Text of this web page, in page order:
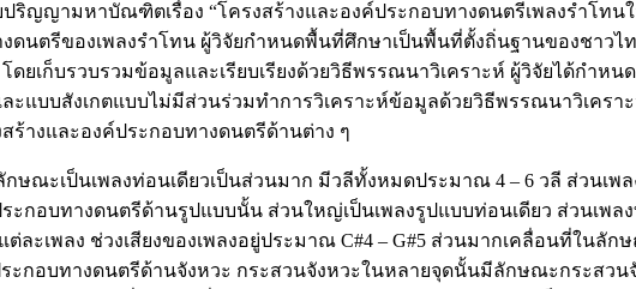
ญามหาบัณฑิตเรื่อง “โครงสร้างและองค์ประกอบทางดนตรีเพลงรำโทน
ดนตรีของเพลงรำโทน ผู้วิจัยกำหนดพื้นที่ศึกษาเป็นพื้นที่ตั้งถิ่นฐานของชาว
ยเก็บรวบรวมข้อมูลและเรียบเรียงด้วยวิธีพรรณนาวิเคราะห์ ผู้วิจัยได้กำห
แบบสังเกตแบบไม่มีส่วนร่วมทำการวิเคราะห์ข้อมูลด้วยวิธีพรรณนาวิเคร
ร้างและองค์ประกอบทางดนตรีด้านต่าง ๆ
ะเป็นเพลงท่อนเดียวเป็นส่วนมาก มีวลีทั้งหมดประมาณ 4 – 6 วลี ส่วนเพ
กอบทางดนตรีด้านรูปแบบนั้น ส่วนใหญ่เป็นเพลงรูปแบบท่อนเดียว ส่วนเพ
ะเพลง ช่วงเสียงของเพลงอยู่ประมาณ C#4 – G#5 ส่วนมากเคลื่อนที่ในลั
ระกอบทางดนตรีด้านจังหวะ กระสวนจังหวะในหลายจุดนั้นมีลักษณะกระส